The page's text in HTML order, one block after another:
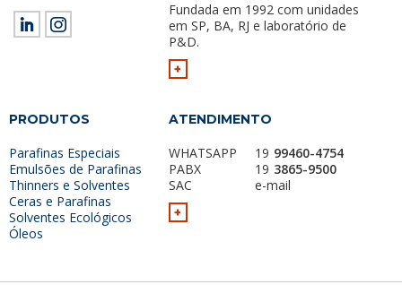
Fundada em 1992 com unidades
em SP, BA, RJ e laboratório de
P&D.
+
PRODUTOS
Parafinas Especiais
Emulsões de Parafinas
Thinners e Solventes
Ceras e Parafinas
Solventes Ecológicos
Óleos
ATENDIMENTO
WHATSAPP
PABX
SAC
+
19 99460-4754
19 3865-9500
e-mail